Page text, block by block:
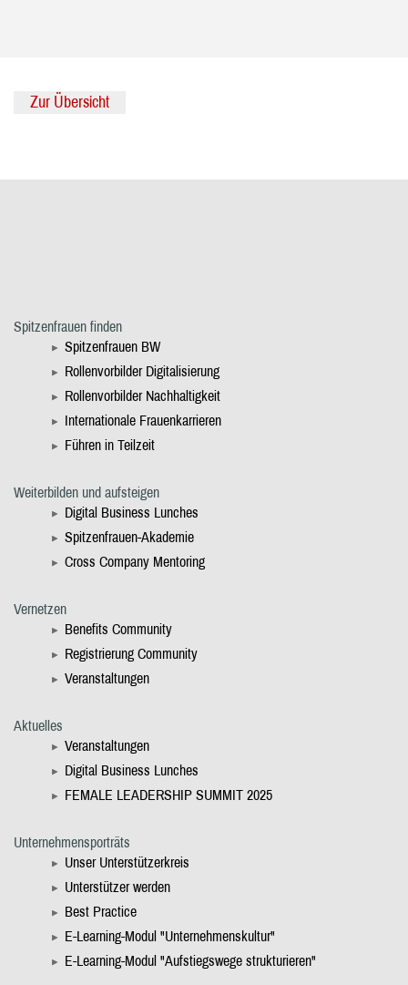
Zur Übersicht
Spitzenfrauen finden
Spitzenfrauen BW
Rollenvorbilder Digitalisierung
Rollenvorbilder Nachhaltigkeit
Internationale Frauenkarrieren
Führen in Teilzeit
Weiterbilden und aufsteigen
Digital Business Lunches
Spitzenfrauen-Akademie
Cross Company Mentoring
Vernetzen
Benefits Community
Registrierung Community
Veranstaltungen
Aktuelles
Veranstaltungen
Digital Business Lunches
FEMALE LEADERSHIP SUMMIT 2025
Unternehmensporträts
Unser Unterstützerkreis
Unterstützer werden
Best Practice
E-Learning-Modul "Unternehmenskultur"
E-Learning-Modul "Aufstiegswege strukturieren"